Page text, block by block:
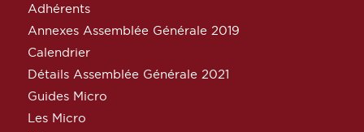
Adhérents
Annexes Assemblée Générale 2019
Calendrier
Détails Assemblée Générale 2021
Guides Micro
Les Micro